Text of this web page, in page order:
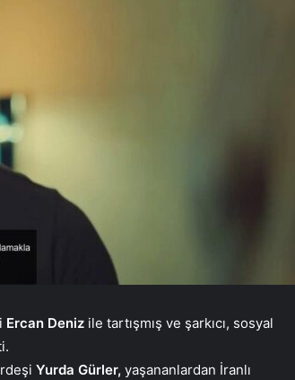
Ercan Deniz ile tartışmış ve şarkıcı, sosyal
Yurda Gürler, yaşananlardan İranlı